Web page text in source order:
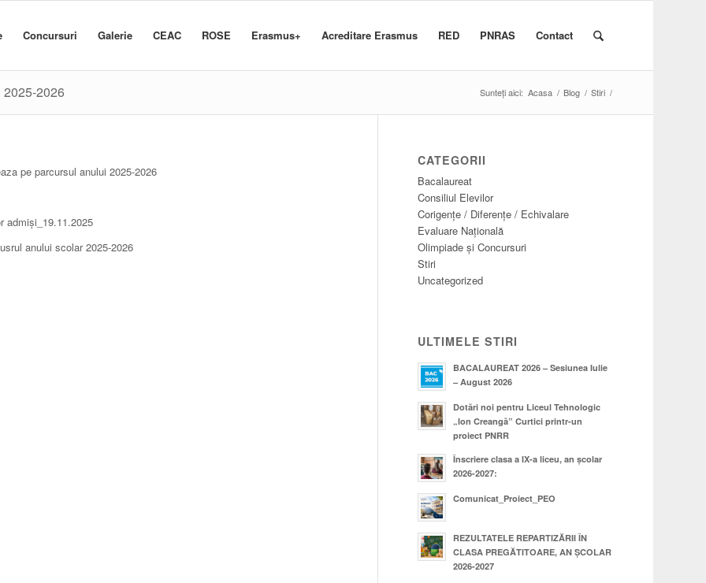
Concursuri Galerie CEAC ROSE Erasmus+ Acreditare Erasmus RED PNRAS Contact
2025-2026 Sunteți aici: Acasa / Blog / Stiri /
pe parcursul anului 2025-2026
admiși_19.11.2025
anului scolar 2025-2026
CATEGORII
Bacalaureat
Consiliul Elevilor
Corigențe / Diferențe / Echivalare
Evaluare Națională
Olimpiade și Concursuri
Stiri
Uncategorized
ULTIMELE STIRI
BACALAUREAT 2026 – Sesiunea Iulie
– August 2026
Dotări noi pentru Liceul Tehnologic
„Ion Creangă” Curtici printr-un
proiect PNRR
Înscriere clasa a IX-a liceu, an școlar
2026-2027:
Comunicat_Proiect_PEO
REZULTATELE REPARTIZĂRII ÎN
CLASA PREGĂTITOARE, AN ȘCOLAR
2026-2027